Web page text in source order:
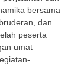
bersama
dan
peserta
umat